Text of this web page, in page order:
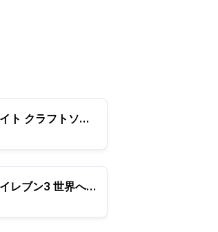
サモンナイト クラフトソード物語 はじまりの石
イナズマイレブン3 世界への挑戦!! スパーク